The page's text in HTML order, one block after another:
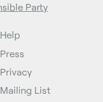
Party
Help
Press
Privacy
Mailing List